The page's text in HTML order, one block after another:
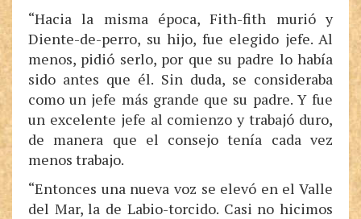
“Hacia la misma época, Fith-fith murió y
Diente-de-perro, su hijo, fue elegido jefe. Al
menos, pidió serlo, por que su padre lo había
sido antes que él. Sin duda, se consideraba
como un jefe más grande que su padre. Y fue
un excelente jefe al comienzo y trabajó duro,
de manera que el consejo tenía cada vez
menos trabajo.
“Entonces una nueva voz se elevó en el Valle
del Mar, la de Labio-torcido. Casi no hicimos